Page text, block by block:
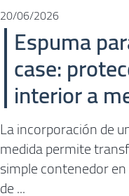
20/06/2026
Espuma
case:
interior a
La incorporación de
medida permite
simple contenedor
de ...